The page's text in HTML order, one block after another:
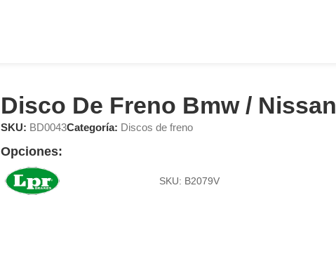
Disco De Freno Bmw / Nissan
SKU: BD0043Categoría: Discos de freno
Opciones:
SKU: B2079V